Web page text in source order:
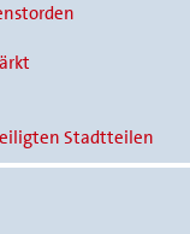
Stadtteilen